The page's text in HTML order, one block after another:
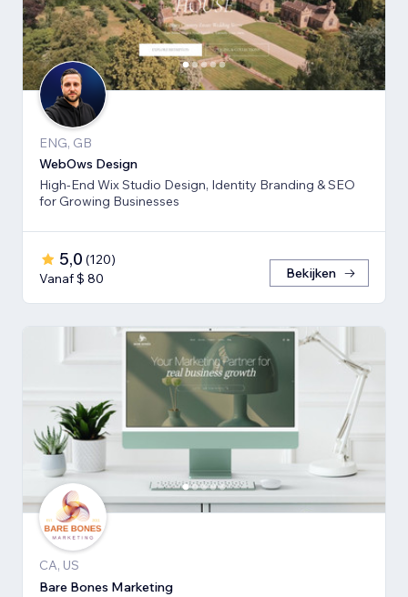
ENG, GB
WebOws Design
High-End Wix Studio Design, Identity Branding & SEO
for Growing Businesses
5,0 (120)
Vanaf $ 80
Bekijken
CA, US
Bare Bones Marketing